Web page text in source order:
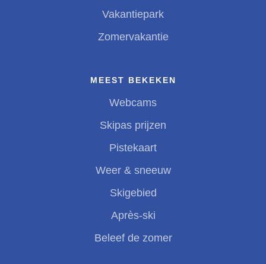
Vakantiepark
Zomervakantie
MEEST BEKEKEN
Webcams
Skipas prijzen
Pistekaart
Weer & sneeuw
Skigebied
Après-ski
Beleef de zomer